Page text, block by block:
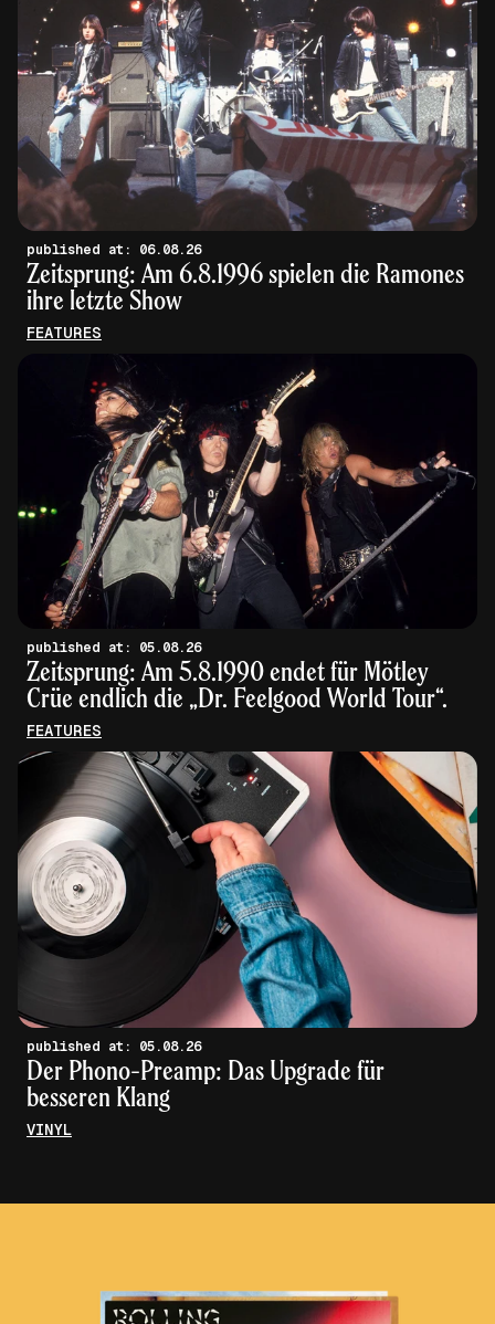
published at: 06.08.26
Zeitsprung: Am 6.8.1996 spielen die Ramones
ihre letzte Show
FEATURES
published at: 05.08.26
Zeitsprung: Am 5.8.1990 endet für Mötley
Crüe endlich die „Dr. Feelgood World Tour“.
FEATURES
published at: 05.08.26
Der Phono-Preamp: Das Upgrade für
besseren Klang
VINYL